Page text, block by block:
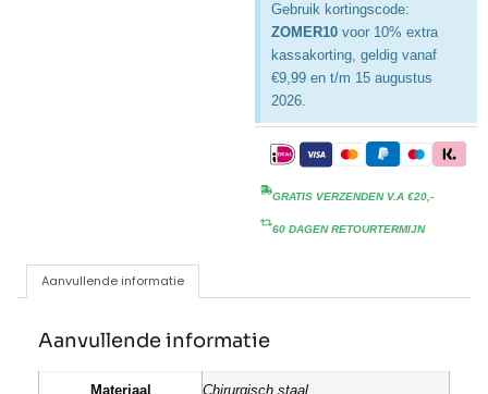
Gebruik kortingscode:
ZOMER10 voor 10% extra
kassakorting, geldig vanaf
€9,99 en t/m 15 augustus
2026.
GRATIS VERZENDEN V.A €20,-
60 DAGEN RETOURTERMIJN
Aanvullende informatie
Aanvullende informatie
Materiaal Chirurgisch staal